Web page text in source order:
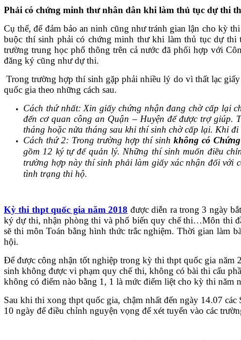
Phải có chứng minh thư nhân dân khi làm thủ tục dự thi
Cụ thể, để đảm bảo an ninh cũng như tránh gian lận cho kỳ
buộc thí sinh phải có chứng minh thư khi làm thủ tục dự
trường trung học phổ thông trên cả nước đã phối hợp với
đăng ký cũng như dự thi.
Trong trường hợp thí sinh gặp phải nhiều lý do vì thất lạc
quốc gia theo những cách sau.
Cách thứ nhất: Xin giấy chứng nhận đang chờ cấp lại
đến cơ quan công an Quận – Huyện để được trợ giúp.
tháng hoặc nửa tháng sau khi thí sinh chờ cấp lại. Khi
Cách thứ 2: Trong trường hợp thí sinh không có
gồm 12 ký tự để quản lý. Những thí sinh muốn điều
trường hợp này thí sinh phải làm giấy xác nhận đối với
tình trạng thi hộ.
Kỳ thi thpt quốc gia năm 2018 được diễn ra trong 3 ngày
ký dự thi, nhận phòng thi và phổ biến quy chế thi…Môn thi
sẽ thi môn Toán bằng hình thức trắc nghiệm. Thời gian làm
hội.
Để được công nhận tốt nghiệp trong kỳ thi thpt quốc gia
sinh không được vi phạm quy chế thi, không có bài thi cấu
không có điểm nào bằng 1, 1 là mức điểm liệt cho kỳ thi năm
Sau khi thi xong thpt quốc gia, chậm nhất đến ngày 14.07
10 ngày để điều chỉnh nguyện vọng để xét tuyển vào các